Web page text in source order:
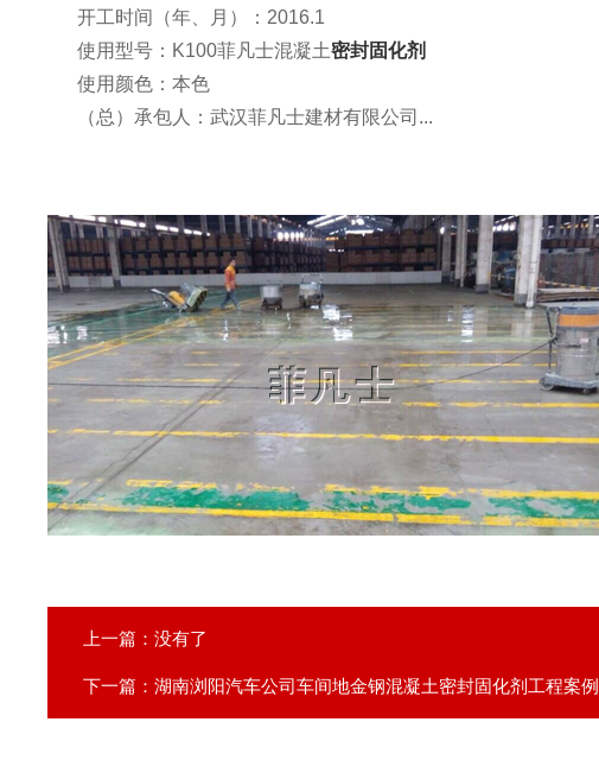
开工时间（年、月）：2016.1
使用型号：K100菲凡士混凝土密封固化剂
使用颜色：本色
（总）承包人：武汉菲凡士建材有限公司...
上一篇：没有了
下一篇：湖南浏阳汽车公司车间地金钢混凝土密封固化剂工程案例